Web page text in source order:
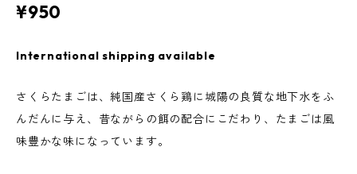
¥950
International shipping available
さくらたまごは、純国産さくら鶏に城陽の良質な地下水をふ
んだんに与え、昔ながらの餌の配合にこだわり、たまごは風
味豊かな味になっています。